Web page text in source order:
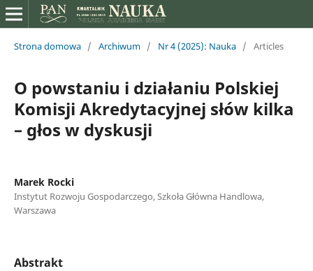
Strona domowa / Archiwum / Nr 4 (2025): Nauka / Articles
O powstaniu i działaniu Polskiej
Komisji Akredytacyjnej słów kilka
– głos w dyskusji
Marek Rocki
Instytut Rozwoju Gospodarczego, Szkoła Główna Handlowa,
Warszawa
Abstrakt